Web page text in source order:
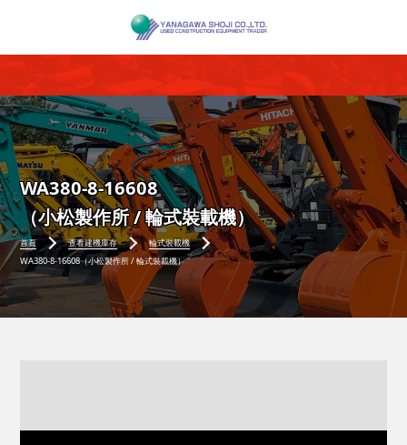
WA380-8-16608
（小松製作所 / 輪式裝載機）
首頁 查看建機庫存
輪式裝載機
WA380-8-16608（小松製作所 / 輪式裝載機）